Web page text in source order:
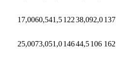
17,0060,541,512238,092,0137
25,0073,051,014644,5106 162